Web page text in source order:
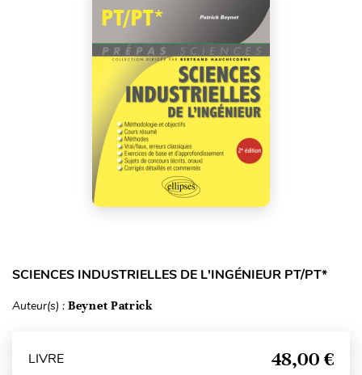
SCIENCES INDUSTRIELLES DE L'INGÉNIEUR PT/PT*
Auteur(s) : Beynet Patrick
LIVRE 48,00 €